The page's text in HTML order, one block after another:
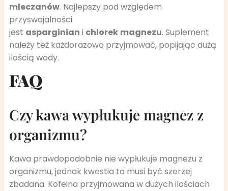
mleczanów. Najlepszy pod względem
przyswajalności
jest asparginian i chlorek magnezu. Suplement
należy też każdorazowo przyjmować, popijając dużą
ilością wody.
FAQ
Czy kawa wypłukuje magnez z
organizmu?
Kawa prawdopodobnie nie wypłukuje magnezu z
organizmu, jednak kwestia ta musi być szerzej
zbadana. Kofeina przyjmowana w dużych ilościach